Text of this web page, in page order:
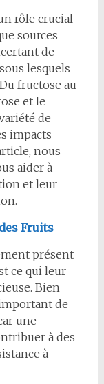
rôle crucial
sources
de
lesquels
fructose au
et le
de
impacts
nous
aider à
et leur
Fruits
présent
ce qui leur
Bien
de
une
à des
à